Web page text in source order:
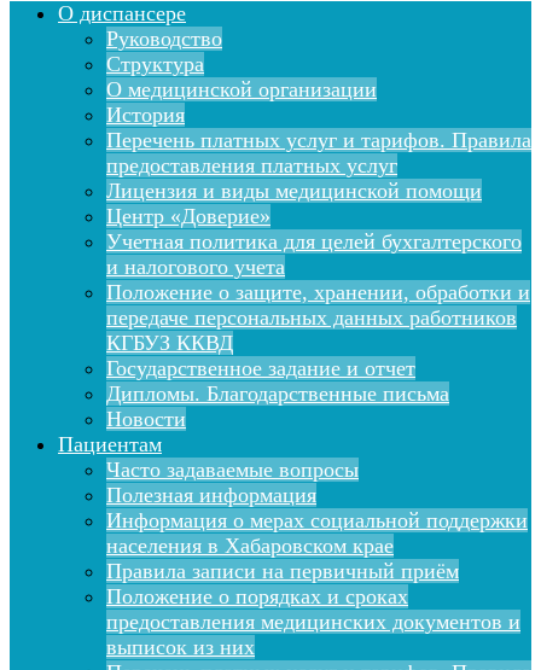
О диспансере
Руководство
Структура
О медицинской организации
История
Перечень платных услуг и тарифов. Правила
предоставления платных услуг
Лицензия и виды медицинской помощи
Центр «Доверие»
Учетная политика для целей бухгалтерского
и налогового учета
Положение о защите, хранении, обработки и
передаче персональных данных работников
КГБУЗ ККВД
Государственное задание и отчет
Дипломы. Благодарственные письма
Новости
Пациентам
Часто задаваемые вопросы
Полезная информация
Информация о мерах социальной поддержки
населения в Хабаровском крае
Правила записи на первичный приём
Положение о порядках и сроках
предоставления медицинских документов и
выписок из них